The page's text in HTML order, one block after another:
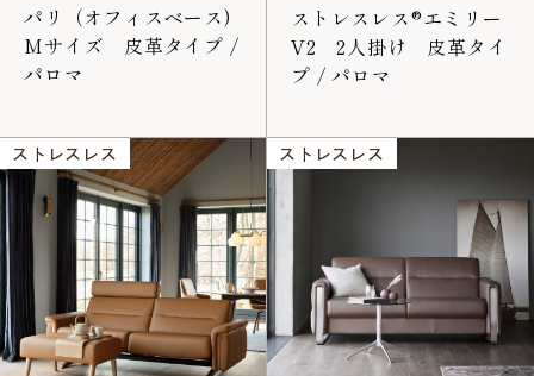
パリ（オフィスベース)
Mサイズ 皮革タイプ /
パロマ
ストレスレス®エミリー
V2 2人掛け 皮革タイ
プ / パロマ
ストレスレス ストレスレス